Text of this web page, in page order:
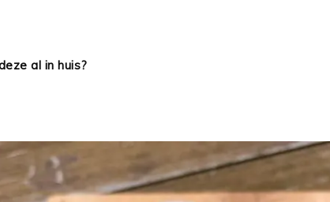
al in huis?